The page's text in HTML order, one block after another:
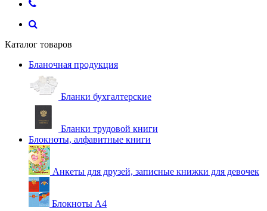
Каталог товаров
Бланочная продукция
Бланки бухгалтерские
Бланки трудовой книги
Блокноты, алфавитные книги
Анкеты для друзей, записные книжки для девочек
Блокноты А4